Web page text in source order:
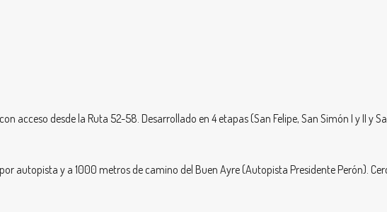
desde la Ruta 52-58. Desarrollado en 4 etapas (San Felipe, San Simón I y II y
autopista y a 1000 metros de camino del Buen Ayre (Autopista Presidente Perón).